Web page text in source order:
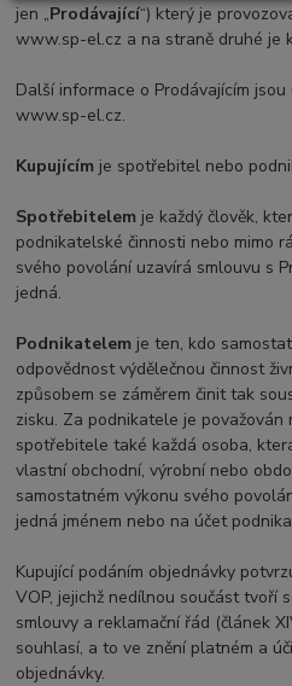
jen „Prodávající“) který je
www.sp-el.cz a na straně druhé je
Další informace o Prodávajícím
www.sp-el.cz.
Kupujícím je spotřebitel nebo
Spotřebitelem je každý člověk,
podnikatelské činnosti nebo mimo
svého povolání uzavírá smlouvu s
jedná.
Podnikatelem je ten, kdo
odpovědnost výdělečnou činnost
způsobem se záměrem činit tak
zisku. Za podnikatele je považován
spotřebitele také každá osoba,
vlastní obchodní, výrobní nebo
samostatném výkonu svého
jedná jménem nebo na účet
Kupující podáním objednávky
VOP, jejichž nedílnou součást tvoří
smlouvy a reklamační řád (článek
souhlasí, a to ve znění platném a
objednávky.